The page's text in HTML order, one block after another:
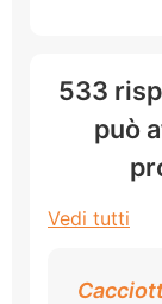
533
può
Vedi tutti